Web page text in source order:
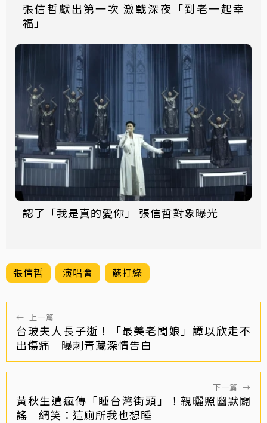
張信哲獻出第一次 激戰深夜「到老一起幸
福」
認了「我是真的愛你」 張信哲對象曝光
張信哲 演唱會 蘇打綠
← 上一篇
台玻夫人長子逝！「最美老闆娘」譚以欣走不
出傷痛 曝刺青藏深情告白
下一篇 →
黃秋生遭瘋傳「睡台灣街頭」！親曬照幽默闢
謠 網笑：這廁所我也想睡